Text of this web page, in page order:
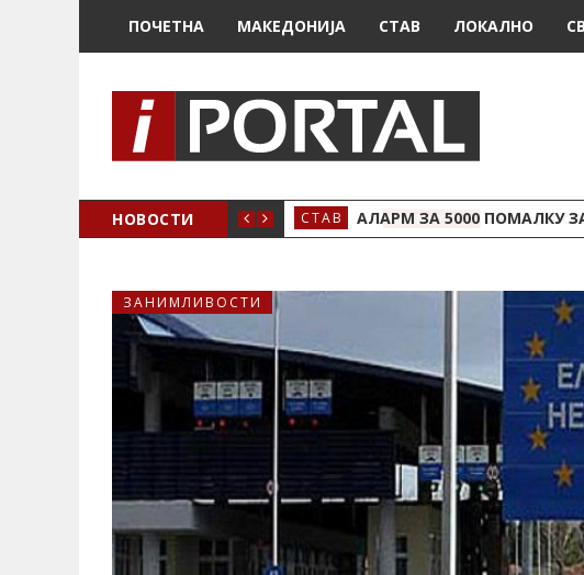
ПОЧЕТНА МАКЕДОНИЈА СТАВ ЛОКАЛНО
НОВОСТИ СТАВ АЛАРМ ЗА 5000 ПОМАЛКУ
ЗАНИМЛИВОСТИ